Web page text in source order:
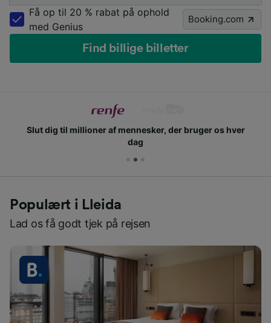
Få op til 20 % rabat på ophold
med Genius
Booking.com
Find billige billetter
Slut dig til millioner af mennesker, der bruger os hver
dag
Populært i Lleida
Lad os få godt tjek på rejsen